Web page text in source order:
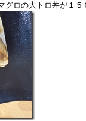
グロの大トロ丼が１５